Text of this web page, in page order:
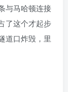
与马哈顿连接
了这个才起步
道口炸毁，里